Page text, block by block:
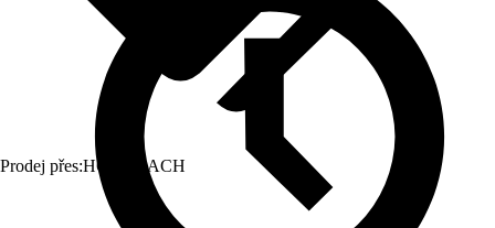
Prodej přes:HORNBACH